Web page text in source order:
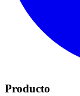
Producto